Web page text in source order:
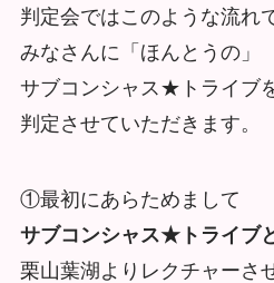
判定会ではこのような流れ
みなさんに「ほんとうの」
サブコンシャス★トライブ
判定させていただきます。
①最初にあらためまして
サブコンシャス★トライブ
栗山葉湖よりレクチャーさ